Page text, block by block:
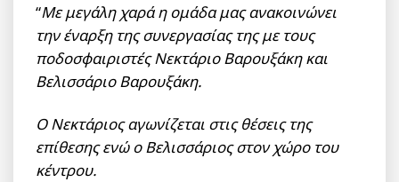
“Με μεγάλη χαρά η ομάδα μας ανακοινώνει
την έναρξη της συνεργασίας της με τους
ποδοσφαιριστές Νεκτάριο Βαρουξάκη και
Βελισσάριο Βαρουξάκη.
Ο Νεκτάριος αγωνίζεται στις θέσεις της
επίθεσης ενώ ο Βελισσάριος στον χώρο του
κέντρου.